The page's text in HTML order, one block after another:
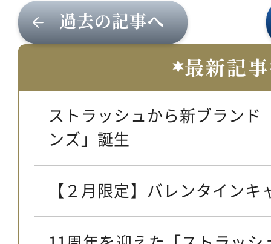
過去の記事へ
最新記事
ストラッシュから新ブランド
ンズ」誕生
【２月限定】バレンタイン